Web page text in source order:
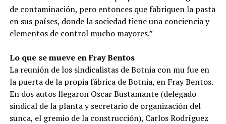
de contaminación, pero entonces que fabriquen la pasta
en sus países, donde la sociedad tiene una conciencia y
elementos de control mucho mayores.”
Lo que se mueve en Fray Bentos
La reunión de los sindicalistas de Botnia con mu fue en
la puerta de la propia fábrica de Botnia, en Fray Bentos.
En dos autos llegaron Oscar Bustamante (delegado
sindical de la planta y secretario de organización del
sunca, el gremio de la construcción), Carlos Rodríguez